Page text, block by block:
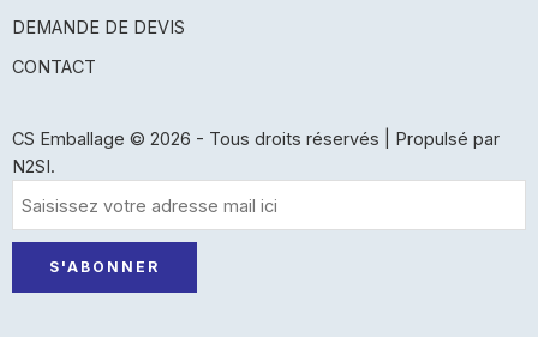
DEMANDE DE DEVIS
CONTACT
CS Emballage © 2026 - Tous droits réservés | Propulsé par
N2SI.